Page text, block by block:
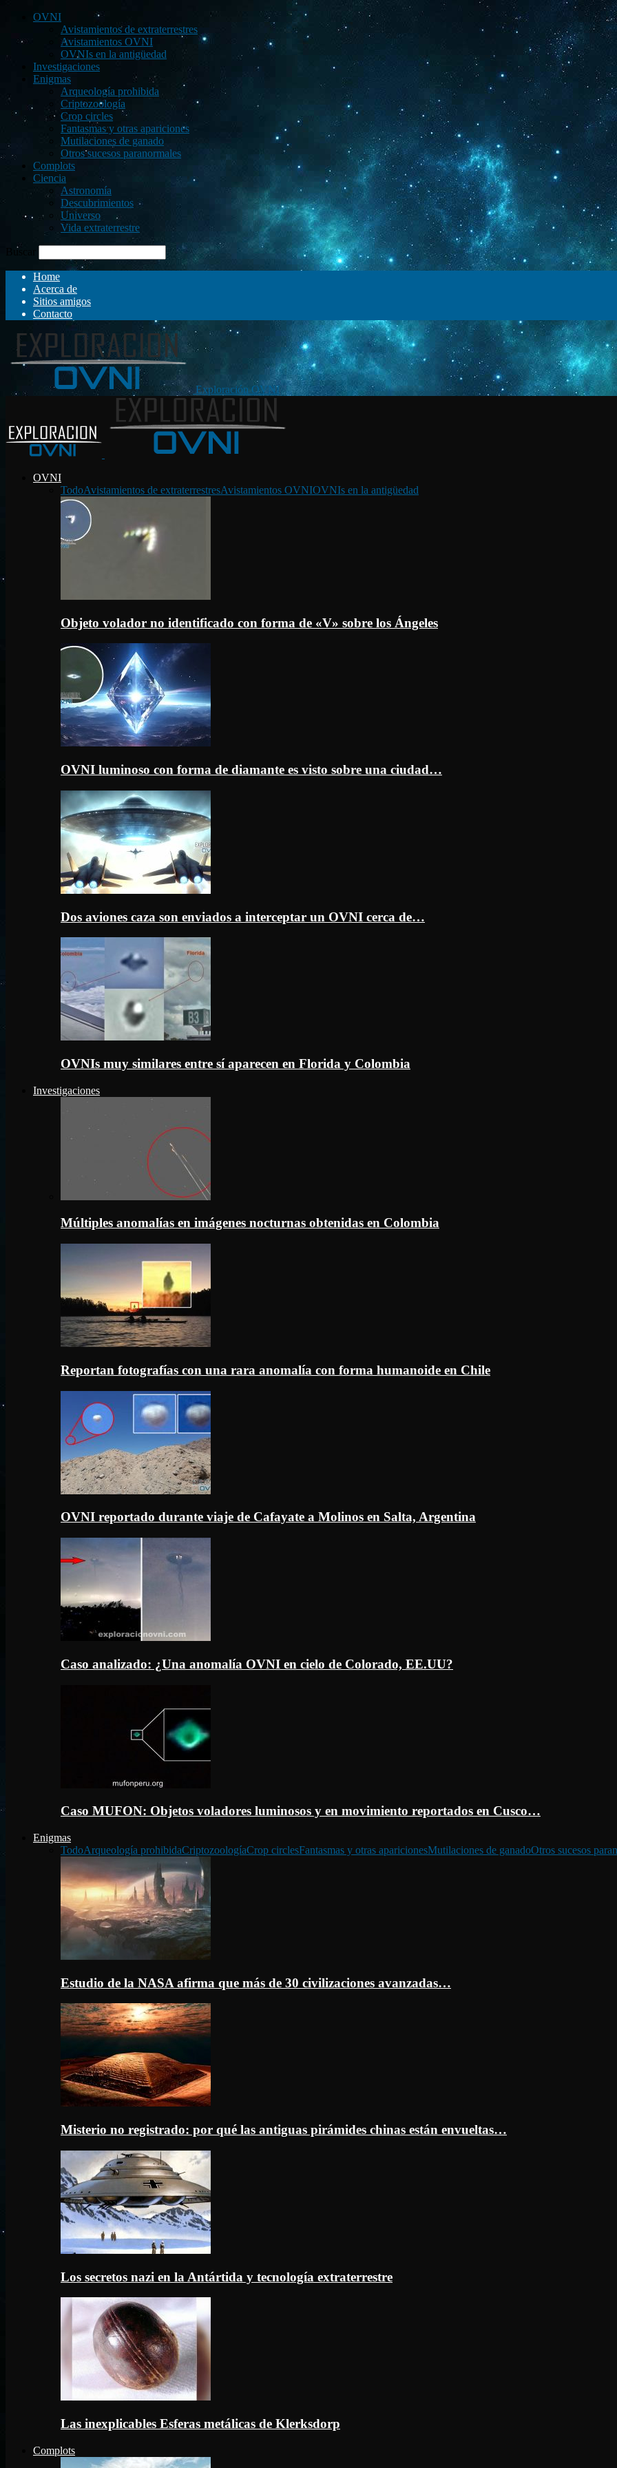
OVNI
Avistamientos de extraterrestres
Avistamientos OVNI
OVNIs en la antigüedad
Investigaciones
Enigmas
Arqueología prohibida
Criptozoología
Crop circles
Fantasmas y otras apariciones
Mutilaciones de ganado
Otros sucesos paranormales
Complots
Ciencia
Astronomía
Descubrimientos
Universo
Vida extraterrestre
Buscar
Home
Acerca de
Sitios amigos
Contacto
Exploración OVNI
OVNI
TodoAvistamientos de extraterrestresAvistamientos OVNIOVNIs en la antigüedad
Objeto volador no identificado con forma de «V» sobre los Ángeles
OVNI luminoso con forma de diamante es visto sobre una ciudad…
Dos aviones caza son enviados a interceptar un OVNI cerca de…
OVNIs muy similares entre sí aparecen en Florida y Colombia
Investigaciones
Múltiples anomalías en imágenes nocturnas obtenidas en Colombia
Reportan fotografías con una rara anomalía con forma humanoide en Chile
OVNI reportado durante viaje de Cafayate a Molinos en Salta, Argentina
Caso analizado: ¿Una anomalía OVNI en cielo de Colorado, EE.UU?
Caso MUFON: Objetos voladores luminosos y en movimiento reportados en Cusco…
Enigmas
TodoArqueología prohibidaCriptozoologíaCrop circlesFantasmas y otras aparicionesMutilaciones de ganadoOtros sucesos
Estudio de la NASA afirma que más de 30 civilizaciones avanzadas…
Misterio no registrado: por qué las antiguas pirámides chinas están envueltas…
Los secretos nazi en la Antártida y tecnología extraterrestre
Las inexplicables Esferas metálicas de Klerksdorp
Complots